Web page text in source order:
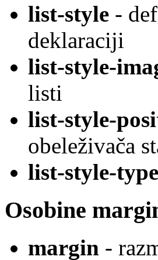
list-style -
deklaraciji
list-style-
listi
list-style-
obeleživača
list-style-type
Osobine
margin -